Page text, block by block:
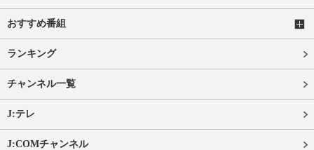
おすすめ番組
ランキング
チャンネル一覧
J:テレ
J:COMチャンネル